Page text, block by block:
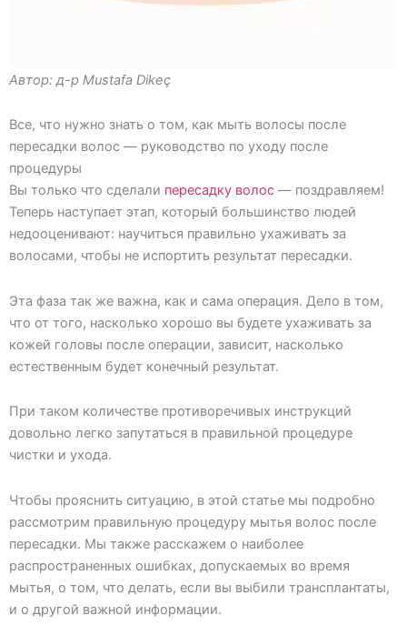
Автор: д-р Mustafa Dikeç
Все, что нужно знать о том, как мыть волосы после
пересадки волос — руководство по уходу после
процедуры
Вы только что сделали пересадку волос — поздравляем!
Теперь наступает этап, который большинство людей
недооценивают: научиться правильно ухаживать за
волосами, чтобы не испортить результат пересадки.
Эта фаза так же важна, как и сама операция. Дело в том,
что от того, насколько хорошо вы будете ухаживать за
кожей головы после операции, зависит, насколько
естественным будет конечный результат.
При таком количестве противоречивых инструкций
довольно легко запутаться в правильной процедуре
чистки и ухода.
Чтобы прояснить ситуацию, в этой статье мы подробно
рассмотрим правильную процедуру мытья волос после
пересадки. Мы также расскажем о наиболее
распространенных ошибках, допускаемых во время
мытья, о том, что делать, если вы выбили трансплантаты,
и о другой важной информации.